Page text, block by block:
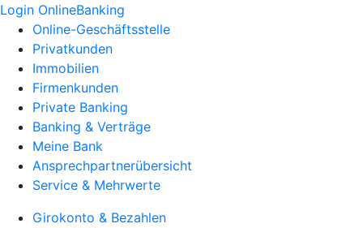
Login OnlineBanking
Online-Geschäftsstelle
Privatkunden
Immobilien
Firmenkunden
Private Banking
Banking & Verträge
Meine Bank
Ansprechpartnerübersicht
Service & Mehrwerte
Girokonto & Bezahlen